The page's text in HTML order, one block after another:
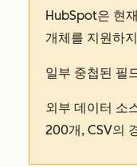
HubSpot은 현
개체를 지원하
일부 중첩된 필
외부 데이터 소
200개, CSV의